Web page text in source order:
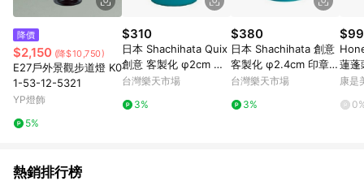
降價
$2,150 (降$10,750)
E27戶外景觀步道燈 K0
1-53-12-5321
YP燈飾
5%
$310
日本 Shachihata Quix
創意 客製化 φ2cm 印
章 /個 Q34【APP滿額
最高1000點)】8/31止
台灣樂天市場
3%
$380
日本 Shachihata 創意
客製化 φ2.4cm 印章 /
個 Q38
台灣樂天市場
3%
蓮蓬
康是
熱銷排行榜